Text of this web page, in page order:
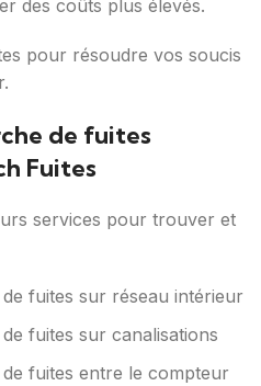
des coûts plus élevés.
pour résoudre vos soucis
de fuites
Fuites
services pour trouver et
fuites sur réseau intérieur
fuites sur canalisations
fuites entre le compteur